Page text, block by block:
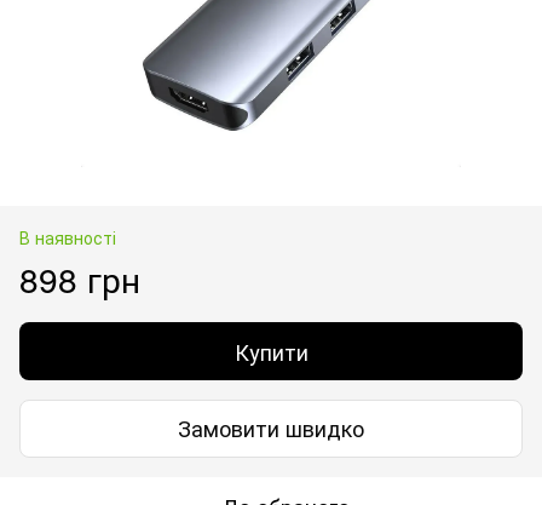
В наявності
898 грн
Купити
Замовити швидко